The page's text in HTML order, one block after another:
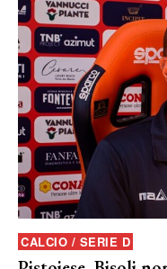
CALCIO / SERIE D